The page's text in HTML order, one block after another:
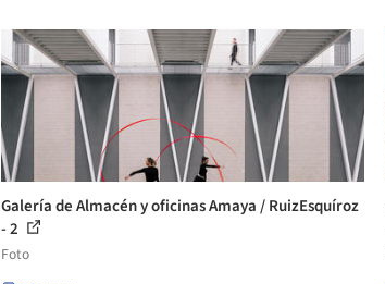
Galería de Almacén y oficinas Amaya / RuizEsquíroz
- 2
Foto